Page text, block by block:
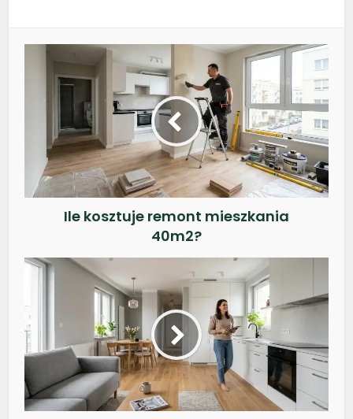
Ile kosztuje remont mieszkania
40m2?